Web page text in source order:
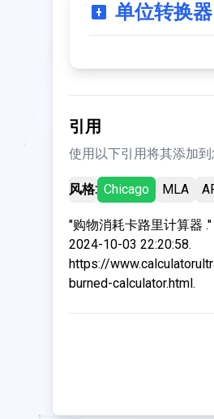
单位转换器
引用
使用以下引用将其添加
风格: Chicago MLA
"购物消耗卡路里计算器
2024-10-03 22:20:58.
https://
burned-calculator.html.